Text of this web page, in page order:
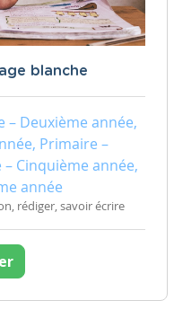
blanche
– Deuxième année,
Primaire –
Cinquième année,
année
rédiger, savoir écrire